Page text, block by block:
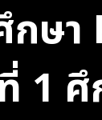
กษ
ศึ